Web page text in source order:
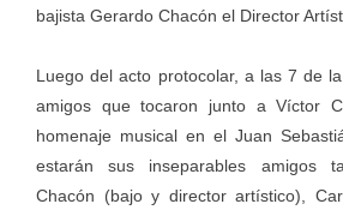
bajista Gerardo Chacón el Director
Luego del acto protocolar, a las 7 de
amigos que tocaron junto a Víctor
homenaje musical en el Juan
estarán sus inseparables amigos
Chacón (bajo y director artístico),